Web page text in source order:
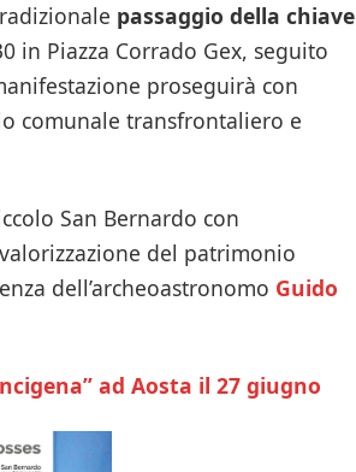
passaggio della chiave
in Piazza Corrado Gex, seguito
proseguirà con
comunale transfrontaliero e
San Bernardo con
del patrimonio
dell’archeoastronomo Guido
ad Aosta il 27 giugno